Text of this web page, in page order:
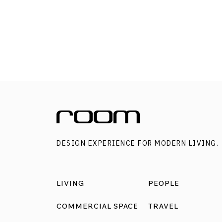
DESIGN EXPERIENCE FOR MODERN LIVING.
LIVING
COMMERCIAL SPACE
PEOPLE
TRAVEL